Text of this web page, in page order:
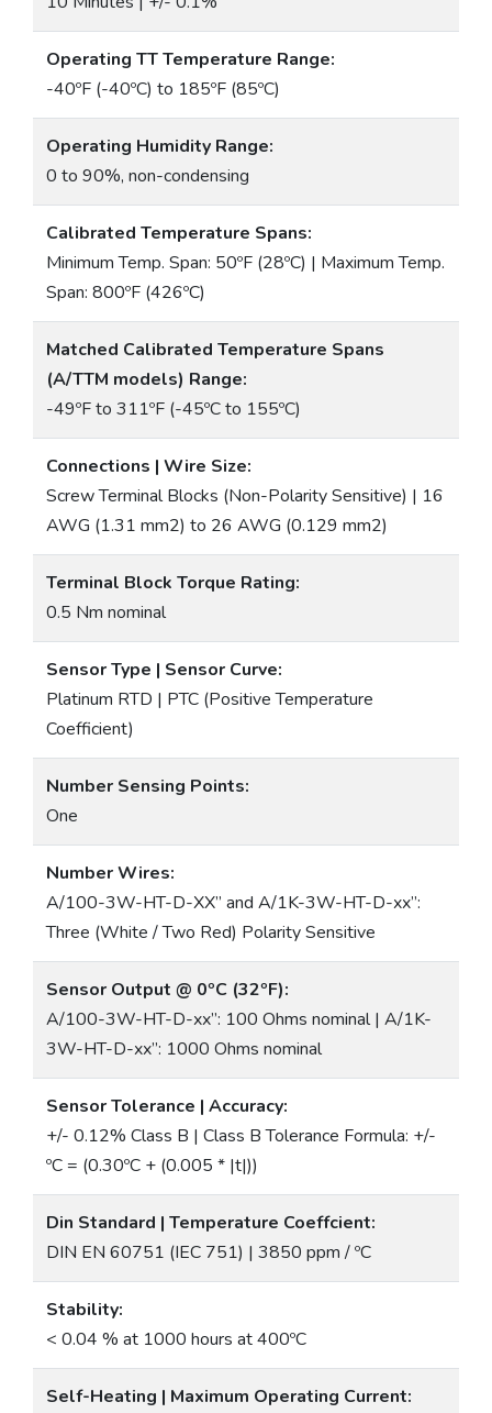
Operating TT Temperature Range:
-40ºF (-40ºC) to 185ºF (85ºC)
Operating Humidity Range:
0 to 90%, non-condensing
Calibrated Temperature Spans:
Minimum Temp. Span: 50ºF (28ºC) | Maximum Temp.
Span: 800ºF (426ºC)
Matched Calibrated Temperature Spans
(A/TTM models) Range:
-49ºF to 311ºF (-45ºC to 155ºC)
Connections | Wire Size:
Screw Terminal Blocks (Non-Polarity Sensitive) | 16
AWG (1.31 mm2) to 26 AWG (0.129 mm2)
Terminal Block Torque Rating:
0.5 Nm nominal
Sensor Type | Sensor Curve:
Platinum RTD | PTC (Positive Temperature
Coefficient)
Number Sensing Points:
One
Number Wires:
A/100-3W-HT-D-XX” and A/1K-3W-HT-D-xx”:
Three (White / Two Red) Polarity Sensitive
Sensor Output @ 0ºC (32ºF):
A/100-3W-HT-D-xx”: 100 Ohms nominal | A/1K-
3W-HT-D-xx”: 1000 Ohms nominal
Sensor Tolerance | Accuracy:
+/- 0.12% Class B | Class B Tolerance Formula: +/-
ºC = (0.30ºC + (0.005 * |t|))
Din Standard | Temperature Coeffcient:
DIN EN 60751 (IEC 751) | 3850 ppm / ºC
Stability:
< 0.04 % at 1000 hours at 400ºC
Self-Heating | Maximum Operating Current: